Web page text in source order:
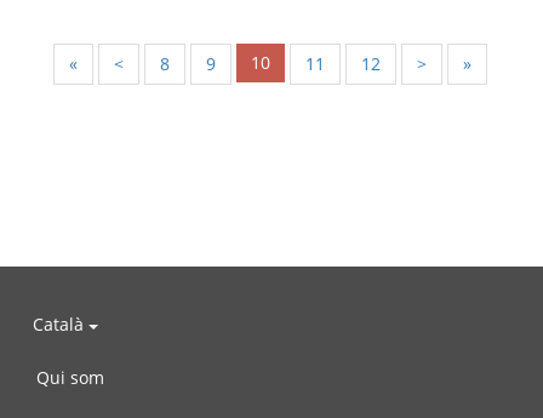
« < 8 9 10 11 12 > »
Català
Qui som